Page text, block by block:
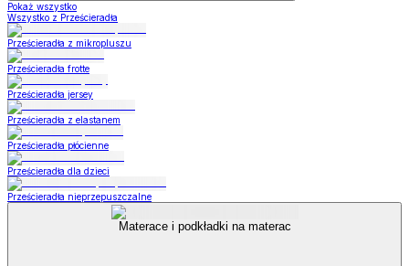
Pokaż wszystko
Wszystko z Prześcieradła
Prześcieradła z mikropluszu
Prześcieradła frotte
Prześcieradła jersey
Prześcieradła z elastanem
Prześcieradła płócienne
Prześcieradła dla dzieci
Prześcieradła nieprzepuszczalne
Materace i podkładki na materac